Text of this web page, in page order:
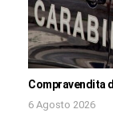
Compravendita
6 Agosto 2026